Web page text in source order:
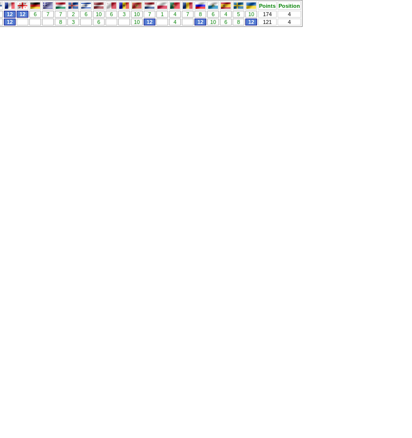
Points Position
12 12 6 7 7 2 6 10 6 3 10 7 1 4 7 8 6 4 5 10 174
4
12 8 3 6 10 12 4 12 10 6 8 12 121 4